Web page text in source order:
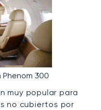
300
muy popular para
no cubiertos por